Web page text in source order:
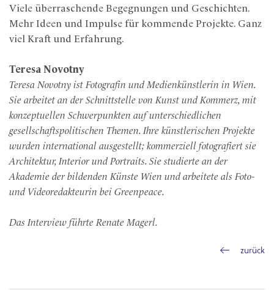
Viele überraschende Begegnungen und Geschichten.
Mehr Ideen und Impulse für kommende Projekte. Ganz
viel Kraft und Erfahrung.
Teresa Novotny
Teresa Novotny ist Fotografin und Medienkünstlerin in Wien.
Sie arbeitet an der Schnittstelle von Kunst und Kommerz, mit
konzeptuellen Schwerpunkten auf unterschiedlichen
gesellschaftspolitischen Themen. Ihre künstlerischen Projekte
wurden international ausgestellt; kommerziell fotografiert sie
Architektur, Interior und Portraits. Sie studierte an der
Akademie der bildenden Künste Wien und arbeitete als Foto-
und Videoredakteurin bei Greenpeace.
Das Interview führte Renate Magerl.
zurück